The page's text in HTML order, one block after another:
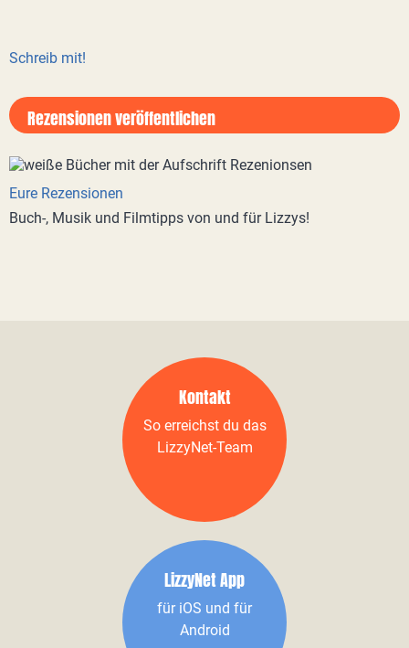
Schreib mit!
Rezensionen veröffentlichen
Eure Rezensionen
Buch-, Musik und Filmtipps von und für Lizzys!
Kontakt
So erreichst du das
LizzyNet-Team
LizzyNet App
für iOS und für
Android